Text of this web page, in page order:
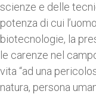
scienze e delle
potenza di cui
biotecnologie, la
le carenze nel
vita “ad una
natura, persona